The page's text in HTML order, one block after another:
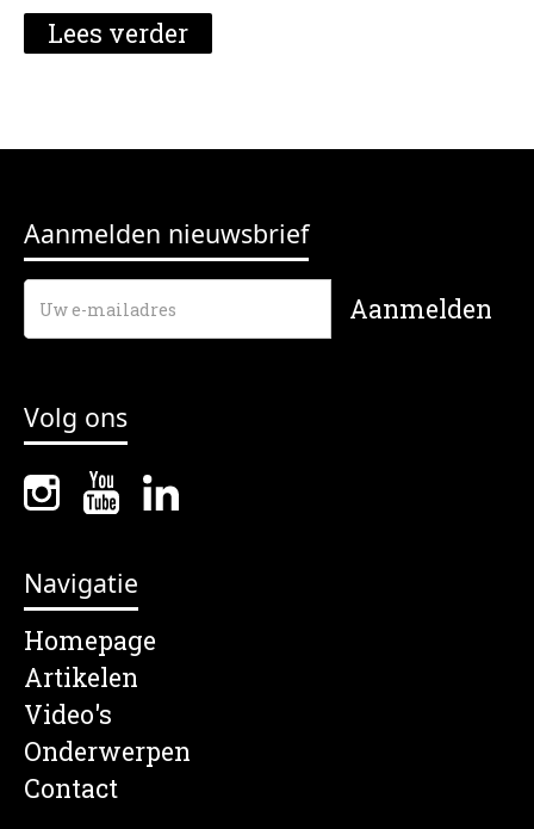
Lees verder
Aanmelden nieuwsbrief
Volg ons
Navigatie
Homepage
Artikelen
Video's
Onderwerpen
Contact